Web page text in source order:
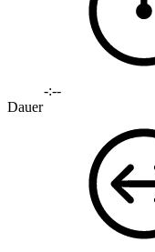
-:--
Dauer